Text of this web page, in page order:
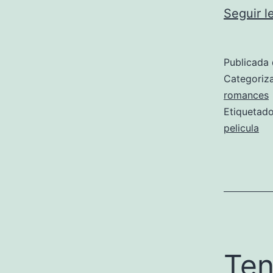
Seguir
Publicada
romances
pelicula